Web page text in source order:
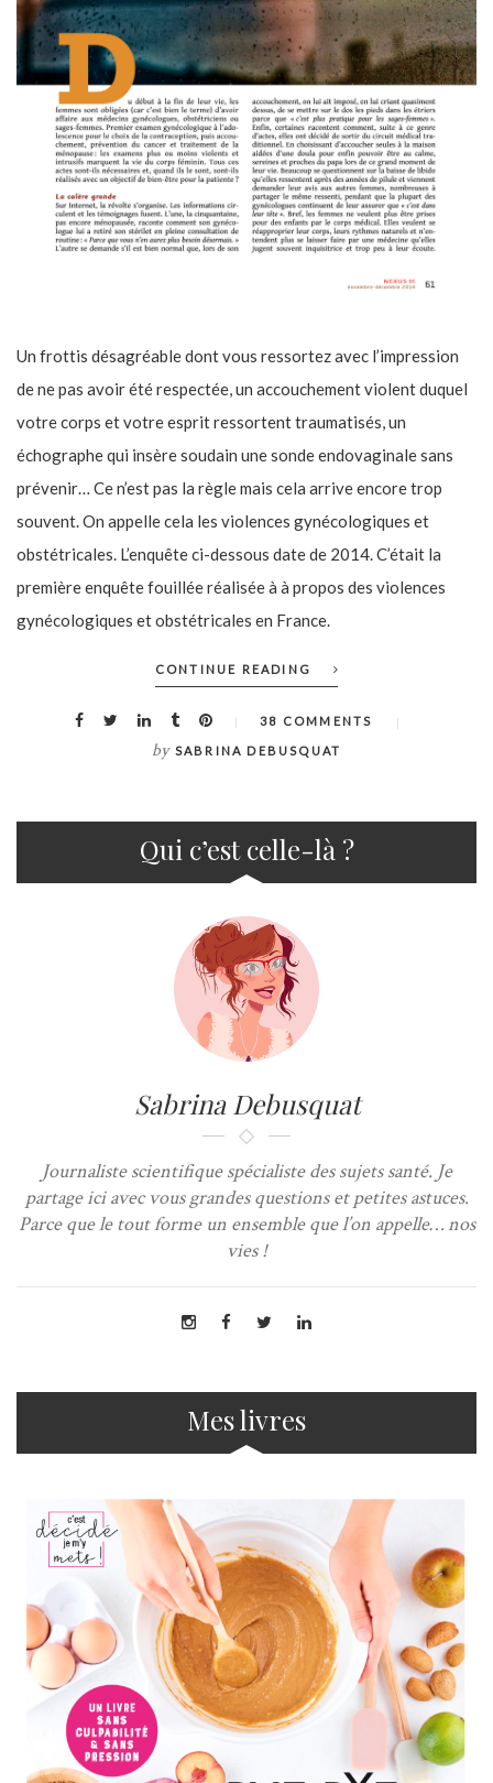
Un frottis désagréable dont vous ressortez avec l’impression
de ne pas avoir été respectée, un accouchement violent duquel
votre corps et votre esprit ressortent traumatisés, un
échographe qui insère soudain une sonde endovaginale sans
prévenir… Ce n’est pas la règle mais cela arrive encore trop
souvent. On appelle cela les violences gynécologiques et
obstétricales. L’enquête ci-dessous date de 2014. C’était la
première enquête fouillée réalisée à à propos des violences
gynécologiques et obstétricales en France.
CONTINUE READING
38 COMMENTS
by SABRINA DEBUSQUAT
Qui c’est celle-là ?
Sabrina Debusquat
Journaliste scientifique spécialiste des sujets santé. Je
partage ici avec vous grandes questions et petites astuces.
Parce que le tout forme un ensemble que l’on appelle… nos
vies !
Mes livres